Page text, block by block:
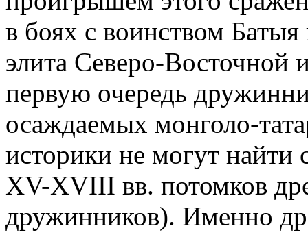
в боях с воинством Батыя
элита Северо-
первую очередь
осаждаемых монголо-
историки не могут найти
XV-XVIII вв. потомков
дружинников). Именно